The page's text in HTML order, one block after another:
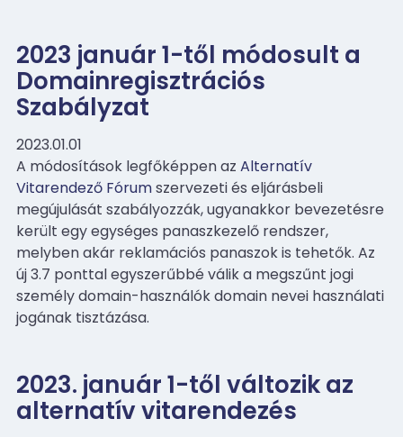
2023 január 1-től módosult a
Domainregisztrációs
Szabályzat
2023.01.01
A módosítások legfőképpen az Alternatív
Vitarendező Fórumszervezeti és eljárásbeli
megújulását szabályozzák, ugyanakkor bevezetésre
került egy egységes panaszkezelő rendszer,
melyben akár reklamációs panaszok is tehetők. Az
új 3.7 ponttal egyszerűbbé válik a megszűnt jogi
személy domain-használók domain nevei használati
jogának tisztázása.
2023. január 1-től változik az
alternatív vitarendezés